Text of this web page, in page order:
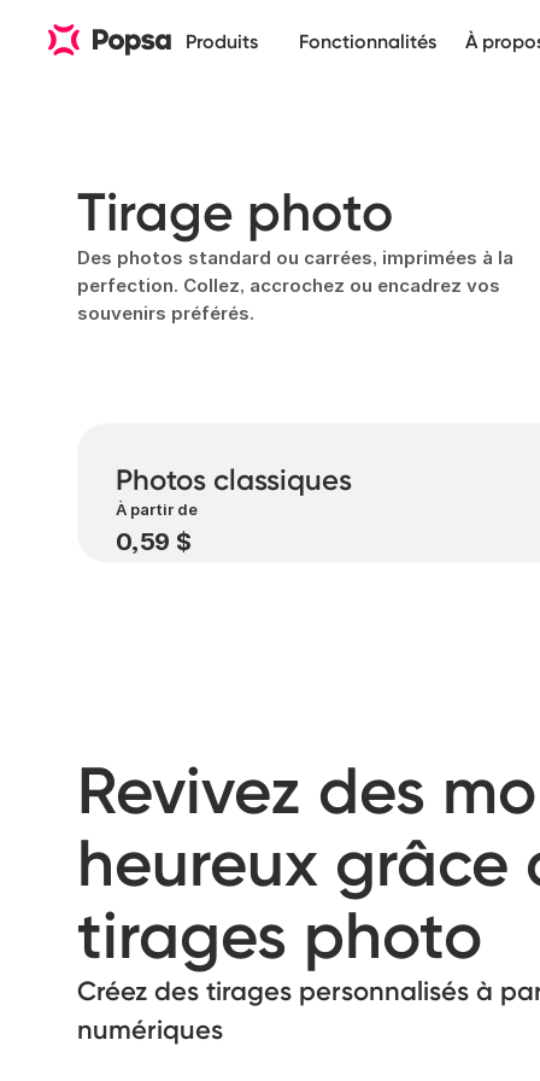
Produits Fonctionnalités À
Tirage photo
Des photos standard ou carrées, imprimées à la
perfection. Collez, accrochez ou encadrez vos
souvenirs préférés.
Photos classiques
À partir de
0,59 $
Revivez des
heureux grâce
tirages photo
Créez des tirages personnalisés à
numériques